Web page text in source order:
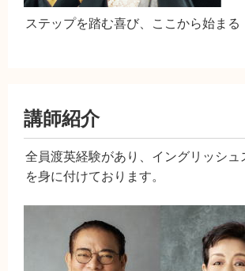
ステップを踏む喜び、ここから始まる
講師紹介
全員渡英経験があり、イングリッシュ
を身に付けております。